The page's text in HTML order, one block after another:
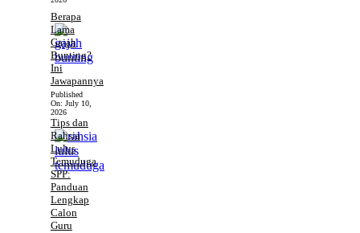
Berapa
Lama
Gajah
Bunting?
Ini
Jawapannya
Published
On: July 10,
2026
Tips dan
Rahsia
Lulus
Temuduga
SPP:
Panduan
Lengkap
Calon
Guru